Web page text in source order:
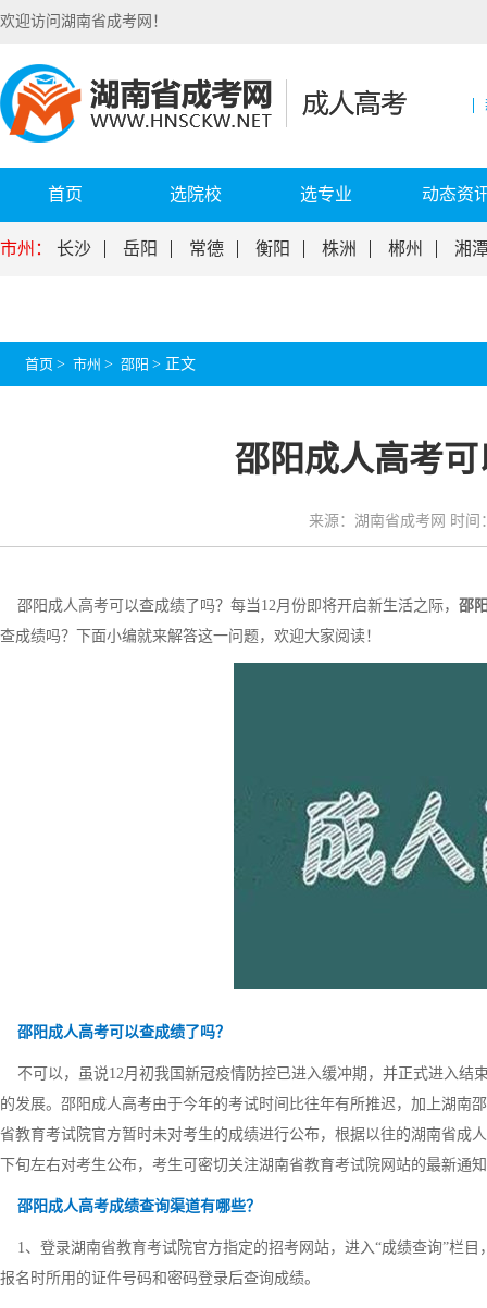
欢迎访问湖南省成考网！
首页 选院校 选专业 动态资
市州： 长沙 岳阳 常德 衡阳 株洲 郴州 湘
首页 > 市州 > 邵阳 > 正文
邵阳成人高考
来源：湖南省成考网 时间
邵阳成人高考可以查成绩了吗？每当12月份即将开启新生活之际， 邵
查成绩吗？下面小编就来解答这一问题，欢迎大家阅读！
邵阳成人高考可以查成绩了吗？
不可以，虽说12月初我国新冠疫情防控已进入缓冲期，并正式进入结
的发展。邵阳成人高考由于今年的考试时间比往年有所推迟，加上湖南
省教育考试院官方暂时未对考生的成绩进行公布，根据以往的湖南省成
下旬左右对考生公布，考生可密切关注湖南省教育考试院网站的最新通
邵阳成人高考成绩查询渠道有哪些？
1、登录湖南省教育考试院官方指定的招考网站，进入“成绩查询”栏
报名时所用的证件号码和密码登录后查询成绩。